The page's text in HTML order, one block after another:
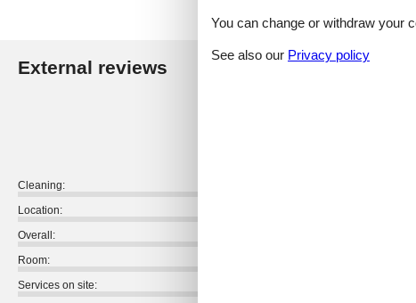
External reviews
Cleaning:
Location:
Overall:
Room:
Services on site:
You can change or withdraw your
See also our Privacy policy